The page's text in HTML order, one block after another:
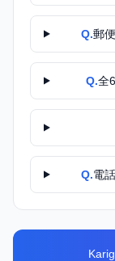
Q.郵
Q.全
Q.電